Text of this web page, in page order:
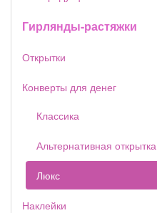
Гирлянды-растяжки
Открытки
Конверты для денег
Классика
Альтернативная открытка
Люкс
Наклейки